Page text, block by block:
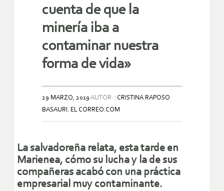
cuenta de que la
minería iba a
contaminar nuestra
forma de vida»
29 MARZO, 2019 AUTOR:
CRISTINA RAPOSO
BASAURI. EL CORREO.COM
La salvadoreña relata, esta tarde en
Marienea, cómo su lucha y la de sus
compañeras acabó con una práctica
empresarial muy contaminante.